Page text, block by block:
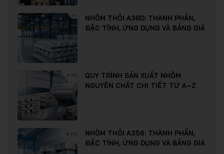
NHÔM THỎI A380: THÀNH PHẦN,
ĐẶC TÍNH, ỨNG DỤNG VÀ BẢNG GIÁ
QUY TRÌNH SẢN XUẤT NHÔM
NGUYÊN CHẤT CHI TIẾT TỪ A–Z
NHÔM THỎI A356: THÀNH PHẦN,
ĐẶC TÍNH, ỨNG DỤNG VÀ BẢNG GIÁ